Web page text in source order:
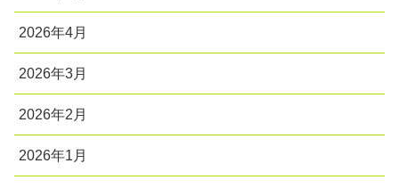
2026年4月
2026年3月
2026年2月
2026年1月